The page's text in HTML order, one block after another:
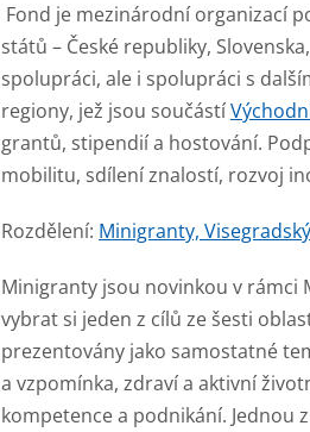
Fond je mezinárodní organizací
států – České republiky,
spolupráci, ale i spolupráci s
regiony, jež jsou součástí
grantů, stipendií a hostování.
mobilitu, sdílení znalostí, rozvoj
Rozdělení: Minigranty,
Minigranty jsou novinkou v rámci
vybrat si jeden z cílů ze šesti
prezentovány jako samostatné
a vzpomínka, zdraví a aktivní
kompetence a podnikání. Jednou